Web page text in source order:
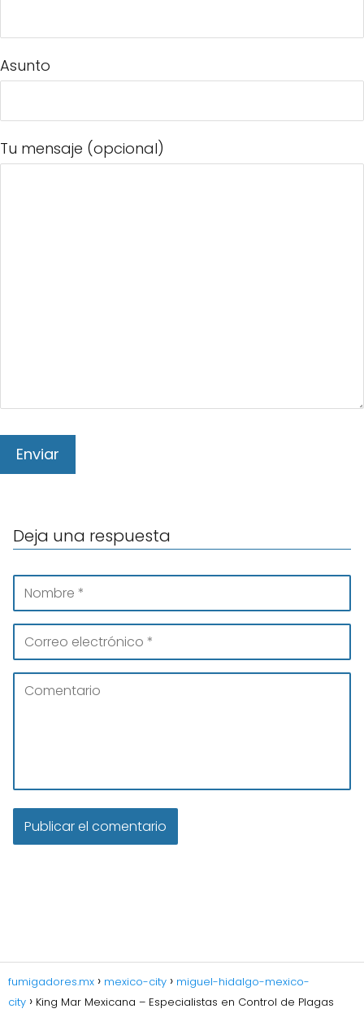
Asunto
Tu mensaje (opcional)
Deja una respuesta
fumigadores.mx mexico-city
miguel-hidalgo-mexico-
city
King Mar Mexicana – Especialistas en Control de Plagas